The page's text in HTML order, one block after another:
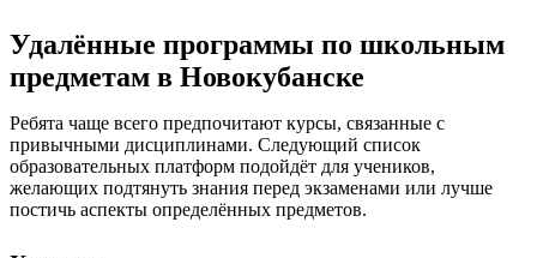
Удалённые программы по школьным
предметам в Новокубанске
Ребята чаще всего предпочитают курсы, связанные с
привычными дисциплинами. Следующий список
образовательных платформ подойдёт для учеников,
желающих подтянуть знания перед экзаменами или лучше
постичь аспекты определённых предметов.